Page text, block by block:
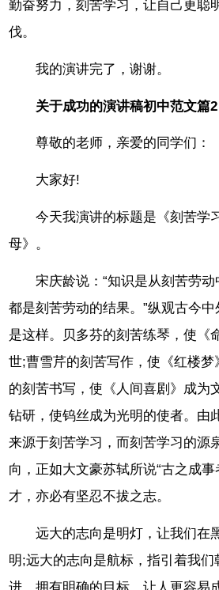
勤奋努力，刻苦学习，让自己更聪
伐。
我的演讲完了，谢谢。
关于成功的演讲稿初中范文篇2
尊敬的老师，亲爱的同学们：
大家好!
今天我演讲的标题是《刻苦学
母》。
宋庆龄说：“知识是从刻苦劳
都是刻苦劳动的结果。”纵观古今
是这样。贝多芬的刻苦练琴，使《
世;曹雪芹的刻苦写作，使《红楼
的刻苦书写，使《人间喜剧》成为
钻研，使钨丝成为光明的使者。由
来源于刻苦学习，而刻苦学习的源
向，正如大文豪苏轼所说“古之成
才，亦必有坚忍不拔之志。
远大的志向是明灯，让我们在
明;远大的志向是航标，指引着我
进。拥有明确的目标，让人更容易